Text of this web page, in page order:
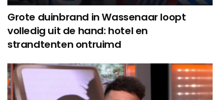
Grote duinbrand in Wassenaar loopt
volledig uit de hand: hotel en
strandtenten ontruimd